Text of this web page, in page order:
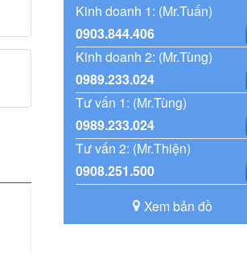
Kinh doanh 1: (Mr.Tuấn)
0903.844.406
Kinh doanh 2: (Mr.Tùng)
0989.233.024
Tư vấn 1: (Mr.Tùng)
0989.233.024
Tư vấn 2: (Mr.Thiện)
0908.251.500
Xem bản đồ